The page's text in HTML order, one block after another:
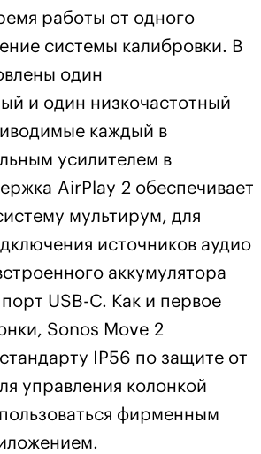
работы от одного
системы калибровки. В
один
и один низкочастотный
каждый в
усилителем в
AirPlay 2 обеспечивает
мультирум, для
источников аудио
аккумулятора
USB-C. Как и первое
Sonos Move 2
IP56 по защите от
управления колонкой
фирменным